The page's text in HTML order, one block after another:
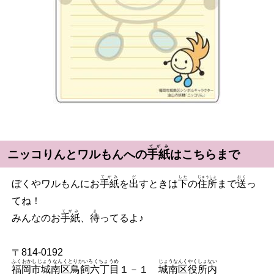
ニッコりんとワルもんへの手紙
てがみ
はこちらまで
ぼくやワルもんにお手紙
てがみ
を出
だ
すときは下
した
の住所
じゅうしょ
まで送
おく
っ
てね！
みんなのお手紙
てがみ
、 待
ま
ってるよ♪
〒814-0192
福岡市城南区鳥飼六丁目
ふくおかしじょうなんくとりかいろくちょうめ
１－１ 城南区役所内
じょうなんくやくしょない